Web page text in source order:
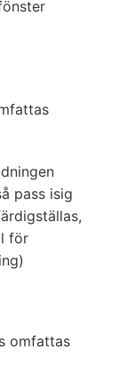
pass isig
för
omfattas